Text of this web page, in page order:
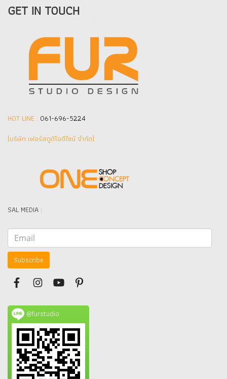
GET IN TOUCH
HOT LINE : 061-696-5224
(บริษัท เฟอร์สตูดิโอดีไซน์ จำกัด]
SAL MEDIA :
Subscribe
@furstudio